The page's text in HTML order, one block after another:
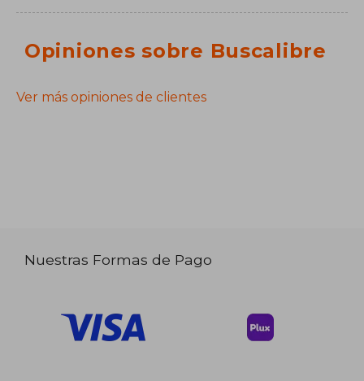
Opiniones sobre Buscalibre
Ver más opiniones de clientes
Nuestras Formas de Pago